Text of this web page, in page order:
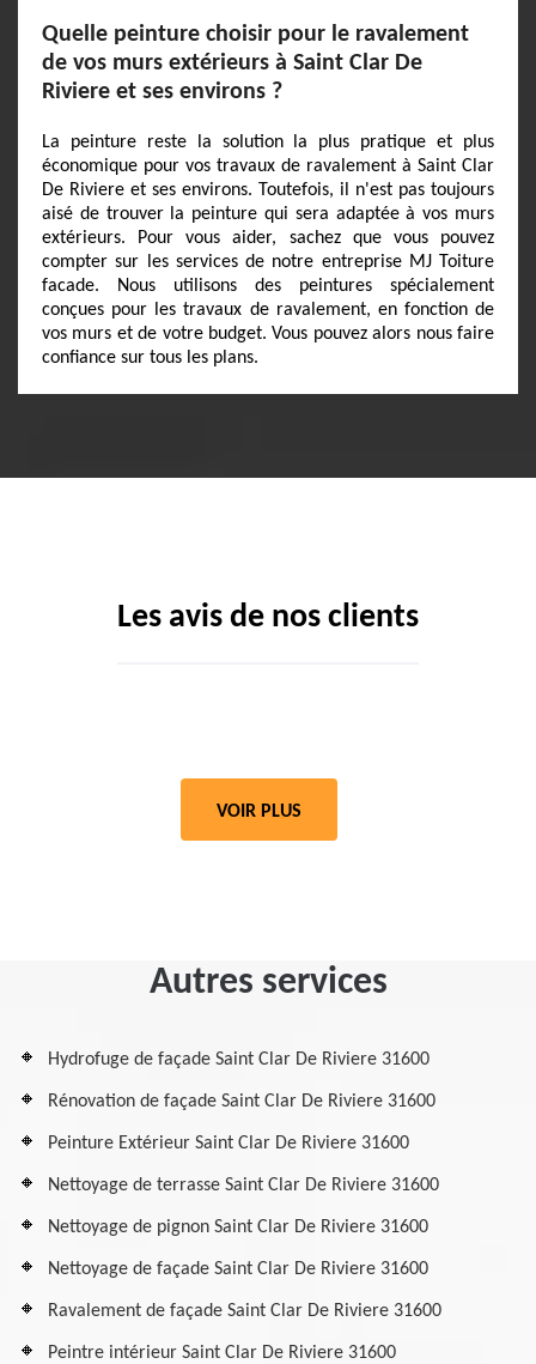
Quelle peinture choisir pour le ravalement
de vos murs extérieurs à Saint Clar De
Riviere et ses environs ?
La peinture reste la solution la plus pratique et plus
économique pour vos travaux de ravalement à Saint Clar
De Riviere et ses environs. Toutefois, il n'est pas toujours
aisé de trouver la peinture qui sera adaptée à vos murs
extérieurs. Pour vous aider, sachez que vous pouvez
compter sur les services de notre entreprise MJ Toiture
facade. Nous utilisons des peintures spécialement
conçues pour les travaux de ravalement, en fonction de
vos murs et de votre budget. Vous pouvez alors nous faire
confiance sur tous les plans.
Les avis de nos clients
VOIR PLUS
Autres services
Hydrofuge de façade Saint Clar De Riviere 31600
Rénovation de façade Saint Clar De Riviere 31600
Peinture Extérieur Saint Clar De Riviere 31600
Nettoyage de terrasse Saint Clar De Riviere 31600
Nettoyage de pignon Saint Clar De Riviere 31600
Nettoyage de façade Saint Clar De Riviere 31600
Ravalement de façade Saint Clar De Riviere 31600
Peintre intérieur Saint Clar De Riviere 31600